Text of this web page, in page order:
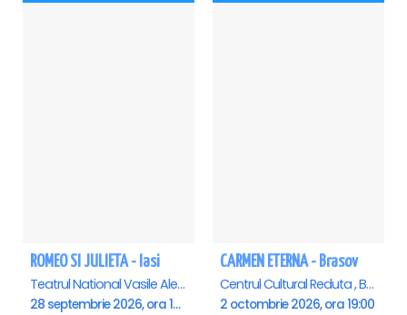
ROMEO SI JULIETA - Iasi
Teatrul National Vasile Alecsandri , Iasi
28 septembrie 2026, ora 19:00
CARMEN ETERNA - Brasov
Centrul Cultural Reduta , Brasov
2 octombrie 2026, ora 19:00